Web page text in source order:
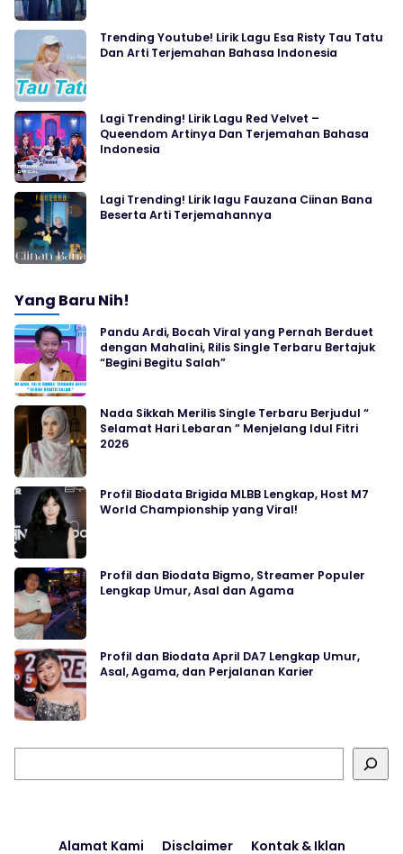
Trending Youtube! Lirik Lagu Esa Risty Tau Tatu
Dan Arti Terjemahan Bahasa Indonesia
Lagi Trending! Lirik Lagu Red Velvet –
Queendom Artinya Dan Terjemahan Bahasa
Indonesia
Lagi Trending! Lirik lagu Fauzana Ciinan Bana
Beserta Arti Terjemahannya
Yang Baru Nih!
Pandu Ardi, Bocah Viral yang Pernah Berduet
dengan Mahalini, Rilis Single Terbaru Bertajuk
“Begini Begitu Salah”
Nada Sikkah Merilis Single Terbaru Berjudul “
Selamat Hari Lebaran ” Menjelang Idul Fitri
2026
Profil Biodata Brigida MLBB Lengkap, Host M7
World Championship yang Viral!
Profil dan Biodata Bigmo, Streamer Populer
Lengkap Umur, Asal dan Agama
Profil dan Biodata April DA7 Lengkap Umur,
Asal, Agama, dan Perjalanan Karier
Alamat Kami Disclaimer Kontak & Iklan